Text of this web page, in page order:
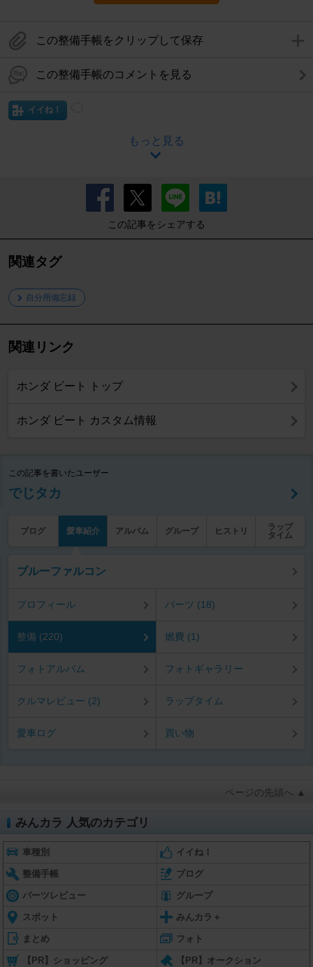
この整備手帳をクリップして保存
この整備手帳のコメントを見る
イイね！
もっと見る
この記事をシェアする
関連タグ
自分用備忘録
関連リンク
ホンダ ビート トップ
ホンダ ビート カスタム情報
この記事を書いたユーザー
でじタカ
ブログ 愛車紹介 アルバム グループ ヒストリ
ラップ
タイム
ブルーファルコン
プロフィール パーツ (18)
整備 (220) 燃費 (1)
フォトアルバム フォトギャラリー
クルマレビュー (2) ラップタイム
愛車ログ 買い物
ページの先頭へ ▲
みんカラ 人気のカテゴリ
車種別 イイね！
整備手帳 ブログ
パーツレビュー グループ
スポット みんカラ＋
まとめ フォト
【PR】ショッピング 【PR】オークション